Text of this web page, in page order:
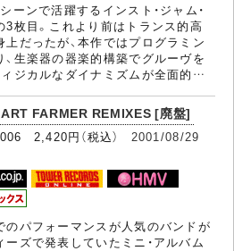
シーンで活躍するインスト・ジャム・
3枚目。これより前はトランス的高
上だったが、本作ではプログラミン
、生楽器の器楽的構築でグルーヴを
ィジカルなダイナミズムが全面的…
FARMER REMIXES [廃盤]
2,420円（税込） 2001/08/29
のパフォーマンスが人気のバンドが
ーズで発表していたミニ・アルバム